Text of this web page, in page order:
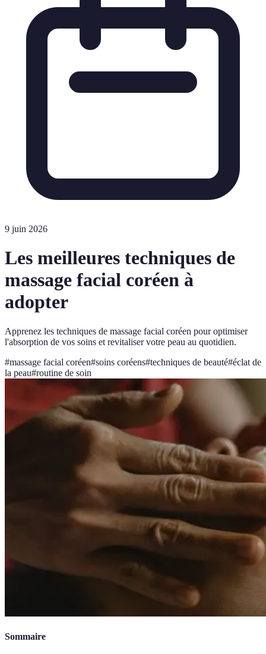
9 juin 2026
Les meilleures techniques de
massage facial coréen à
adopter
Apprenez les techniques de massage facial coréen pour optimiser
l'absorption de vos soins et revitaliser votre peau au quotidien.
#massage facial coréen#soins coréens#techniques de beauté#éclat de
la peau#routine de soin
Sommaire